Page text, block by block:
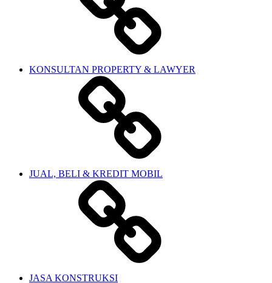
KONSULTAN PROPERTY & LAWYER
JUAL, BELI & KREDIT MOBIL
JASA KONSTRUKSI